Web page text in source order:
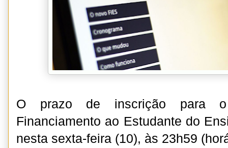
O prazo de inscrição para
Financiamento ao Estudante do
nesta sexta-feira (10), às 23h59